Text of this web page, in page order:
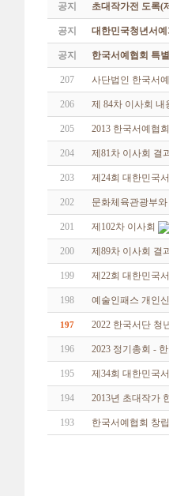
공지 초대작가전 도록(
공지 대한민국청년서
공지 한국서예협회 특
207 사단법인 한국서
206 제 84차 이사회 내
205 2013 한국서예협
204 제81차 이사회 결
203 제24회 대한민국
202 문화체육관광부
201 제102차 이사회
200 제89차 이사회 결
199 제22회 대한민국
198 예술인패스 개인
197 2022 한국서단 청
196 2023 정기총회 -
195 제34회 대한민국
194 2013년 초대작가
193 한국서예협회 창